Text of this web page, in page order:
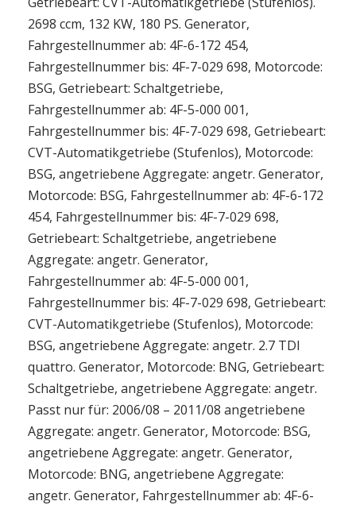
2698 ccm, 132 KW, 180 PS. Generator,
Fahrgestellnummer ab: 4F-6-172 454,
Fahrgestellnummer bis: 4F-7-029 698, Motorcode:
BSG, Getriebeart: Schaltgetriebe,
Fahrgestellnummer ab: 4F-5-000 001,
Fahrgestellnummer bis: 4F-7-029 698, Getriebeart:
CVT-Automatikgetriebe (Stufenlos), Motorcode:
BSG, angetriebene Aggregate: angetr. Generator,
Motorcode: BSG, Fahrgestellnummer ab: 4F-6-172
454, Fahrgestellnummer bis: 4F-7-029 698,
Getriebeart: Schaltgetriebe, angetriebene
Aggregate: angetr. Generator,
Fahrgestellnummer ab: 4F-5-000 001,
Fahrgestellnummer bis: 4F-7-029 698, Getriebeart:
CVT-Automatikgetriebe (Stufenlos), Motorcode:
BSG, angetriebene Aggregate: angetr. 2.7 TDI
quattro. Generator, Motorcode: BNG, Getriebeart:
Schaltgetriebe, angetriebene Aggregate: angetr.
Passt nur für: 2006/08 – 2011/08 angetriebene
Aggregate: angetr. Generator, Motorcode: BSG,
angetriebene Aggregate: angetr. Generator,
Motorcode: BNG, angetriebene Aggregate:
angetr. Generator, Fahrgestellnummer ab: 4F-6-